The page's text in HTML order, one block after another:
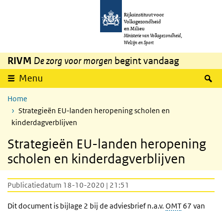
Overslaan en naar de inhoud gaan
Rijksinstituut voor
Volksgezondheid
en Milieu
Ministerie van Volksgezondheid,
Welzijn en Sport
RIVM De zorg voor morgen begint vandaag
Menu
Home
Strategieën EU-landen heropening scholen en
kinderdagverblijven
Strategieën EU-landen heropening
scholen en kinderdagverblijven
Publicatiedatum 18-10-2020 | 21:51
Dit document is bijlage 2 bij de adviesbrief n.a.v. OMT 67 van